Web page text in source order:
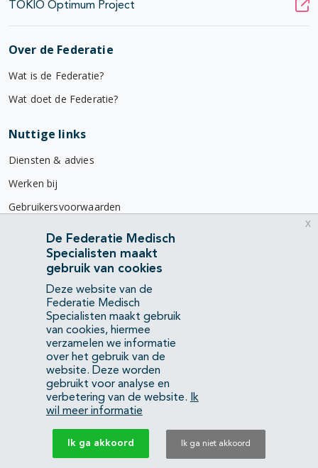
TOKIO Optimum Project
Over de Federatie
Wat is de Federatie?
Wat doet de Federatie?
Nuttige links
Diensten & advies
Werken bij
Gebruikersvoorwaarden
Privacyverklaring
Contact
Mercatorlaan 1200
3528 BL Utrecht
(088) 505 34 34
info@richtlijnendatabase.nl
YouTubeLinkedIn
KvK Federatie Medisch Specialisten:40483480
Privacyverklaring
De Federatie Medisch
Specialisten maakt
gebruik van cookies
Deze website van de
Federatie Medisch
Specialisten maakt gebruik
van cookies, hiermee
verzamelen we informatie
over het gebruik van de
website. Deze worden
gebruikt voor analyse en
verbetering van de website.
Ik
wil meer informatie
Ik ga akkoord Ik ga niet akkoord
x